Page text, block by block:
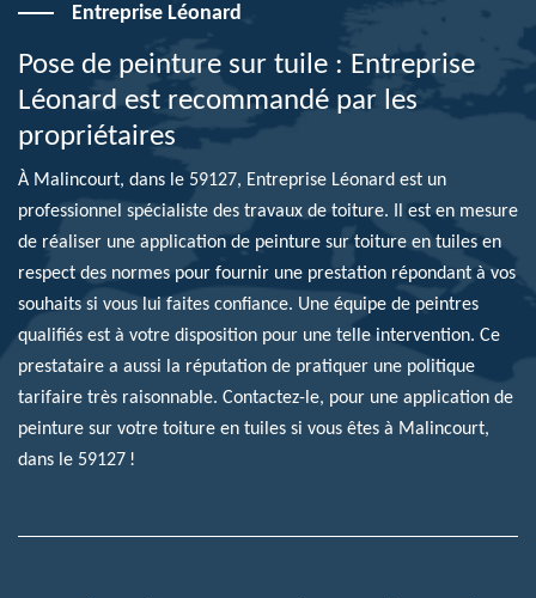
Entreprise Léonard
Pose de peinture sur tuile : Entreprise
Léonard est recommandé par les
propriétaires
À Malincourt, dans le 59127, Entreprise Léonard est un
professionnel spécialiste des travaux de toiture. Il est en mesure
de réaliser une application de peinture sur toiture en tuiles en
respect des normes pour fournir une prestation répondant à vos
souhaits si vous lui faites confiance. Une équipe de peintres
qualifiés est à votre disposition pour une telle intervention. Ce
prestataire a aussi la réputation de pratiquer une politique
tarifaire très raisonnable. Contactez-le, pour une application de
peinture sur votre toiture en tuiles si vous êtes à Malincourt,
dans le 59127 !